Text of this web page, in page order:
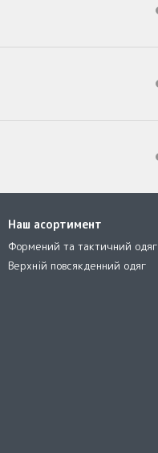
Наш асортимент
Формений та тактичний одяг
Верхній повсякденний одяг